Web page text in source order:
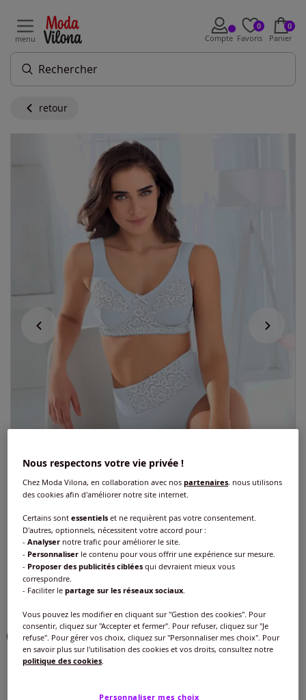
menu Compte
0
Favoris
0
Panier
retour
Slips
Réf : 733.107.008
Couleur :blanc
Choisir une couleur :
Nous respectons votre vie privée !
Chez Moda Vilona, en collaboration avec nospartenaires, nous utilisons
des cookies afin d'améliorer notre site internet.
Certains sontessentiels et ne requièrent pas votre consentement.
D'autres, optionnels, nécessitent votre accord pour :
-Analyser notre trafic pour améliorer le site.
- Personnaliser le contenu pour vous offrir une expérience sur mesure.
- Proposer des publicités ciblées qui devraient mieux vous
correspondre.
- Faciliter lepartage sur les réseaux sociaux
Vous pouvez les modifier en cliquant sur "Gestion des cookies". Pour
consentir, cliquez sur "Accepter et fermer". Pour refuser, cliquez sur "Je
refuse". Pour gérer vos choix, cliquez sur "Personnaliser mes choix". Pour
en savoir plus sur l'utilisation des cookies et vos droits, consultez notre
politique des cookies
Personnaliser mes choix